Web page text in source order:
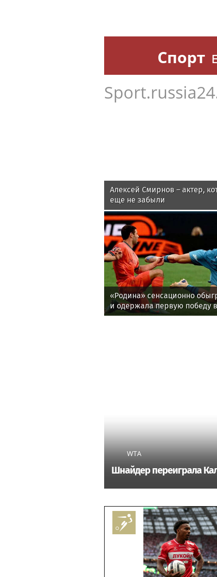
Спорт
Алексей Смирнов – актер,
еще не забыли
«Родина» сенсационно
и одержала первую победу
WTA
Шнайдер переиграла